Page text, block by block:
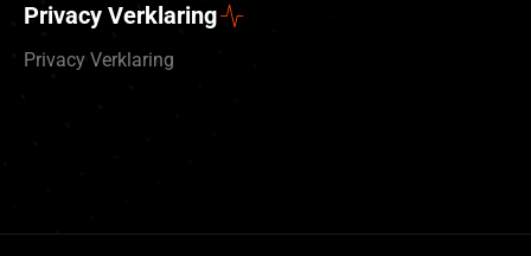
Privacy Verklaring
Privacy Verklaring
Deutsch